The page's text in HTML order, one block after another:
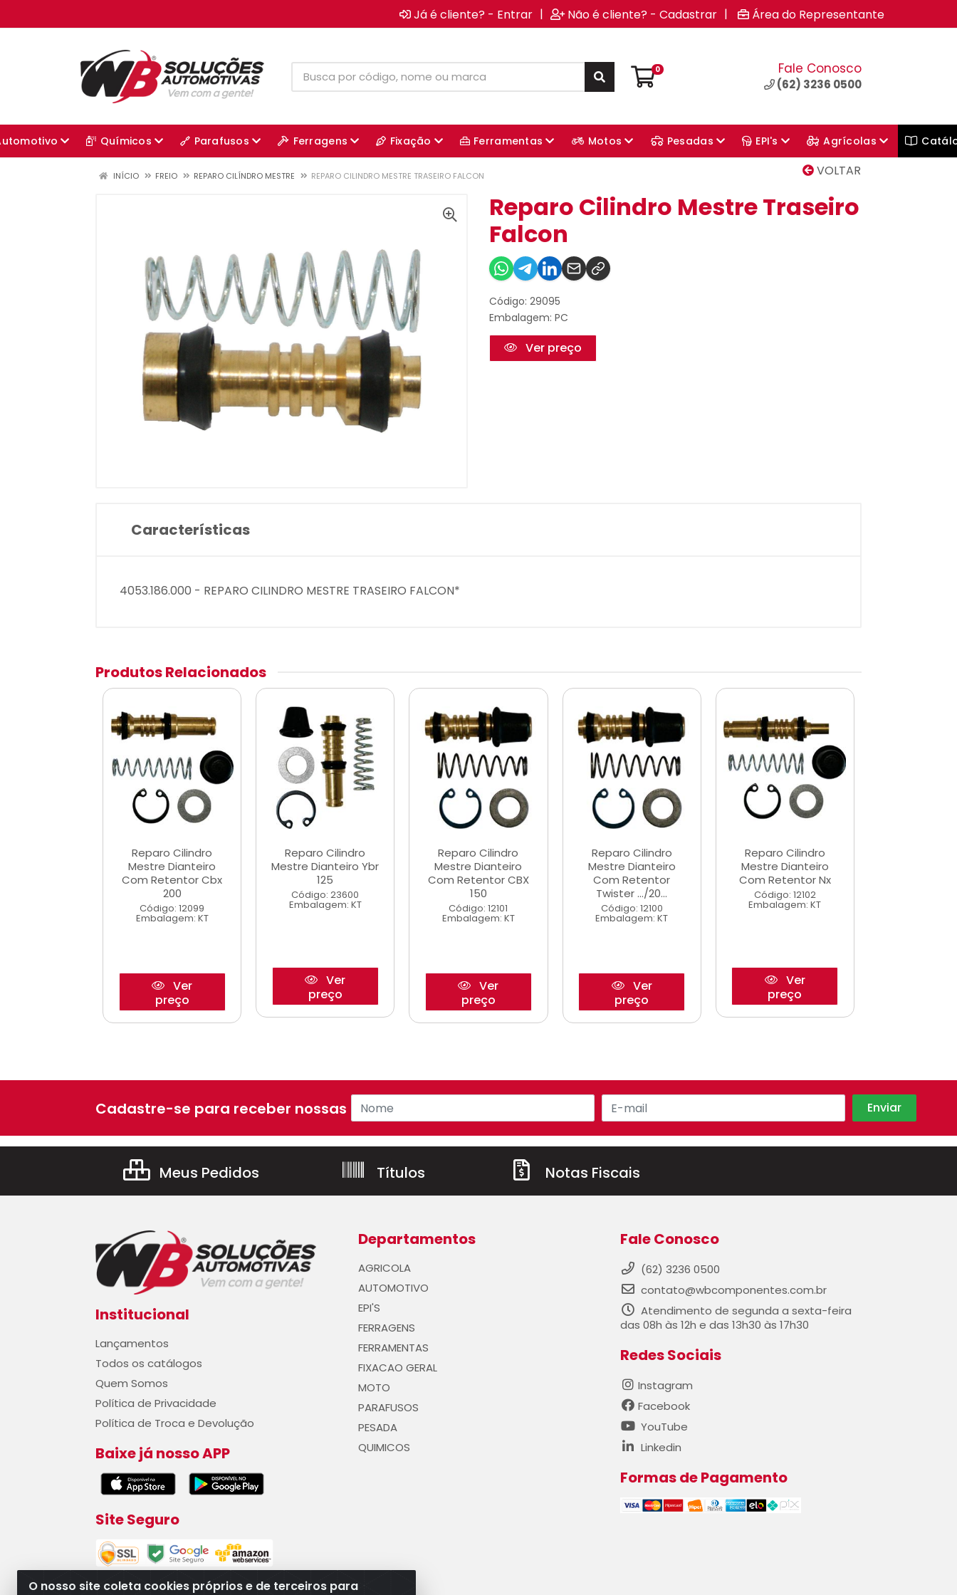
Já é cliente? - Entrar | Não é cliente? - Cadastrar | Área do Representante
0 Fale Conosco
(62) 3236 0500
Químicos Parafusos Ferragens Fixação Ferramentas Motos Pesadas EPI's Agrícolas
VOLTAR
INÍCIO FREIO REPARO CILÍNDRO MESTRE REPARO CILINDRO MESTRE TRASEIRO FALCON
Reparo Cilindro Mestre Traseiro
Falcon
Código: 29095
Embalagem: PC
Ver preço
Características
4053.186.000 - REPARO CILINDRO MESTRE TRASEIRO FALCON*
Produtos Relacionados
Reparo Cilindro
Mestre Dianteiro
Com Retentor Cbx
200
Código: 12099
Embalagem: KT
Ver
preço
Reparo Cilindro
Mestre Dianteiro Ybr
125
Código: 23600
Embalagem: KT
Ver
preço
Reparo Cilindro
Mestre Dianteiro
Com Retentor CBX
150
Código: 12101
Embalagem: KT
Ver
preço
Reparo Cilindro
Mestre Dianteiro
Com Retentor
Twister .../20...
Código: 12100
Embalagem: KT
Ver
preço
Reparo Cilindro
Mestre Dianteiro
Com Retentor Nx
Código: 12102
Embalagem: KT
Ver
preço
O nosso site coleta cookies próprios e de terceiros para
Cadastre-se para receber nossas ofertas!
Meus Pedidos Títulos Notas Fiscais
Institucional
Lançamentos
Todos os catálogos
Quem Somos
Política de Privacidade
Política de Troca e Devolução
Baixe já nosso APP
Site Seguro
Departamentos
AGRICOLA
AUTOMOTIVO
EPI'S
FERRAGENS
FERRAMENTAS
FIXACAO GERAL
MOTO
PARAFUSOS
PESADA
QUIMICOS
Fale Conosco
(62) 3236 0500
contato@wbcomponentes.com.br
Atendimento de segunda a sexta-feira
das 08h às 12h e das 13h30 às 17h30
Redes Sociais
Instagram
Facebook
YouTube
Linkedin
Formas de Pagamento